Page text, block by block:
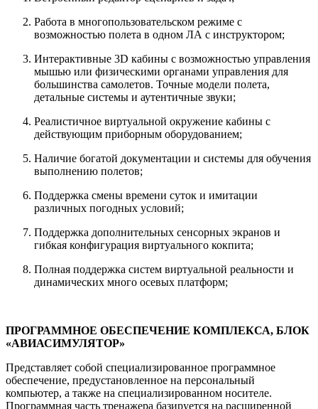
Работа в многопользовательском режиме с
возможностью полета в одном ЛА с инструктором;
Интерактивные 3D кабины с возможностью управления
мышью или физическими органами управления для
большинства самолетов. Точные модели полета,
детальные системы и аутентичные звуки;
Реалистичное виртуальной окружение кабины с
действующим приборным оборудованием;
Наличие богатой документации и системы для обучения
выполнению полетов;
Поддержка смены времени суток и имитации
различных погодных условий;
Поддержка дополнительных сенсорных экранов и
гибкая конфигурация виртуального кокпита;
Полная поддержка систем виртуальной реальности и
динамических много осевых платформ;
ПРОГРАММНОЕ ОБЕСПЕЧЕНИЕ КОМПЛЕКСА, БЛОК
«АВИАСИМУЛЯТОР»
Представляет собой специализированное программное
обеспечение, предустановленное на персональный
компьютер, а также на специализированном носителе.
Программная часть тренажера базируется на расширенной